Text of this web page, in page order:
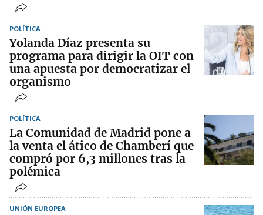
POLÍTICA
Yolanda Díaz presenta su
programa para dirigir la OIT con
una apuesta por democratizar el
organismo
POLÍTICA
La Comunidad de Madrid pone a
la venta el ático de Chamberí que
compró por 6,3 millones tras la
polémica
UNIÓN EUROPEA